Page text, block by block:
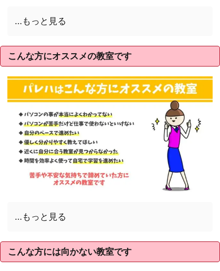
...もっと見る
こんな方にオススメの教室です
...もっと見る
こんな方には向かない教室です